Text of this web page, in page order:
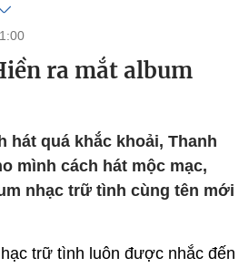
ra mắt album
hát quá khắc khoải, Thanh
mình cách hát mộc mạc,
nhạc trữ tình cùng tên mới
trữ tình luôn được nhắc đến